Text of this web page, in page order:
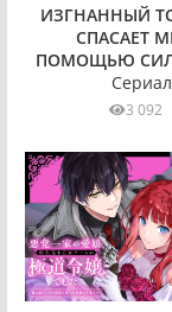
ИЗГНАННЫЙ
СПАСАЕТ
ПОМОЩЬЮ
Сериал
3 092